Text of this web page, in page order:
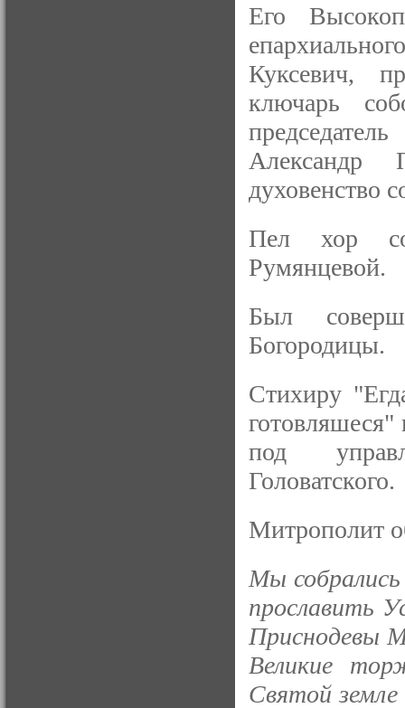
Его
Куксевич,
ключарь
духовенство
Пел хор
Румянцевой.
Был
Богородицы.
Стихиру
под
Головатского.
Митрополит
Мы
прославить
Приснодевы
Великие
Святой